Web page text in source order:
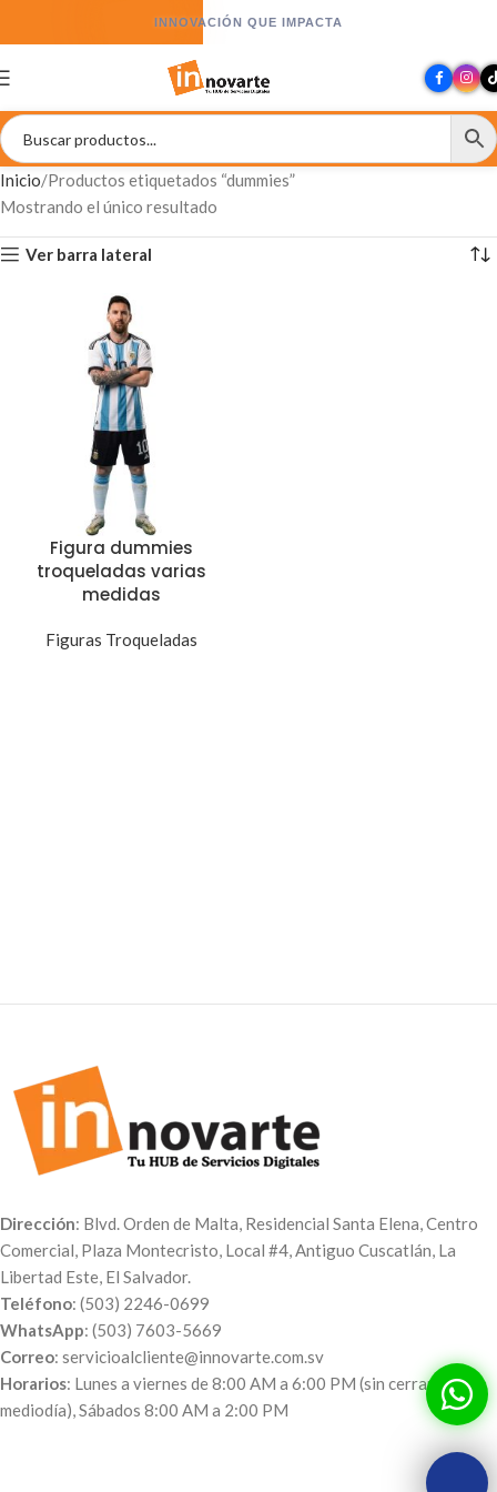
INNOVACIÓN QUE IMPACTA
Inicio Productos etiquetados “dummies”
Mostrando el único resultado
Ver barra lateral
Figura dummies
troqueladas varias
medidas
Figuras Troqueladas
Dirección: Blvd. Orden de Malta, Residencial Santa Elena, Centro
Comercial, Plaza Montecristo, Local #4, Antiguo Cuscatlán, La
Libertad Este, El Salvador.
Teléfono: (503) 2246-0699
WhatsApp: (503) 7603-5669
Correo: servicioalcliente@innovarte.com.sv
Horarios: Lunes a viernes de 8:00 AM a 6:00 PM (sin cerrar al
mediodía), Sábados 8:00 AM a 2:00 PM